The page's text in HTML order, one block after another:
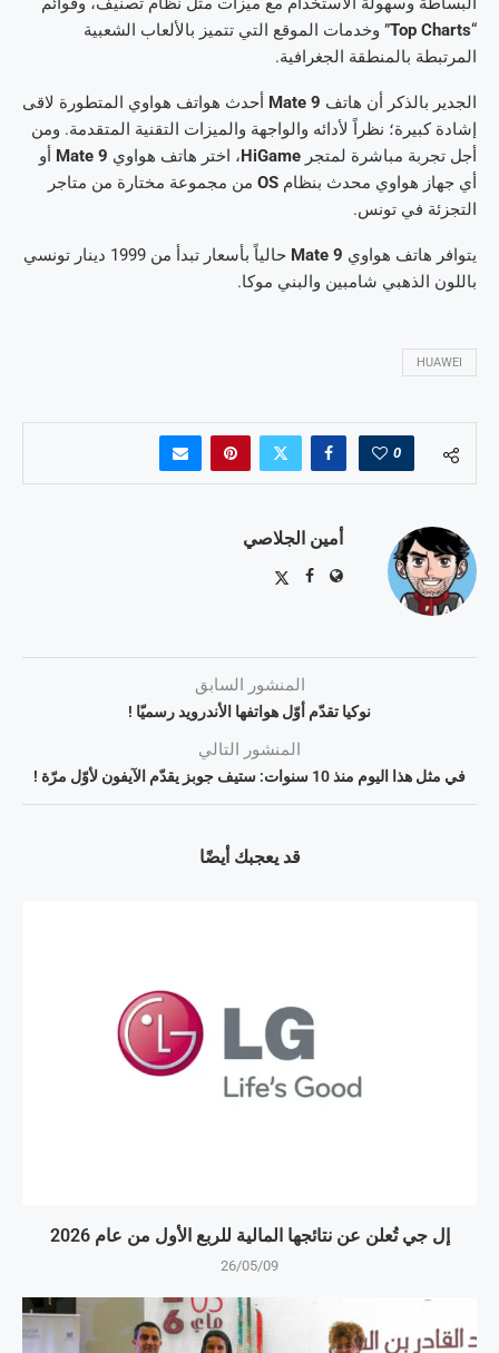
“
Top Charts” وخدمات الموقع التي تتميز بالألعاب الشعبية
المرتبطة بالمنطقة الجغرافية.
الجدير بالذكر أن هاتف Mate 9 أحدث هواتف هواوي المتطورة لاقى
إشادة كبيرة؛ نظراً لأدائه والواجهة والميزات التقنية المتقدمة. ومن
أجل تجربة مباشرة لمتجر HiGame، اختر هاتف هواوي
أو
أي جهاز هواوي محدث بنظام OS من مجموعة مختارة من متاجر
التجزئة في تونس.
يتوافر هاتف هواوي Mate 9
حالياً بأسعار تبدأ من 1999 دينار تونسي
باللون الذهبي شامبين والبني موكا.
HUAWEI
0
أمين الجلاصي
المنشور السابق
نوكيا تقدّم أوّل هواتفها الأندرويد رسميّا !
المنشور التالي
في مثل هذا اليوم منذ 10 سنوات: ستيف جوبز يقدّم الآيفون لأوّل مرّة !
قد يعجبك أيضًا
إل جي تُعلن عن نتائجها المالية للربع الأول من عام 2026
26/05/09